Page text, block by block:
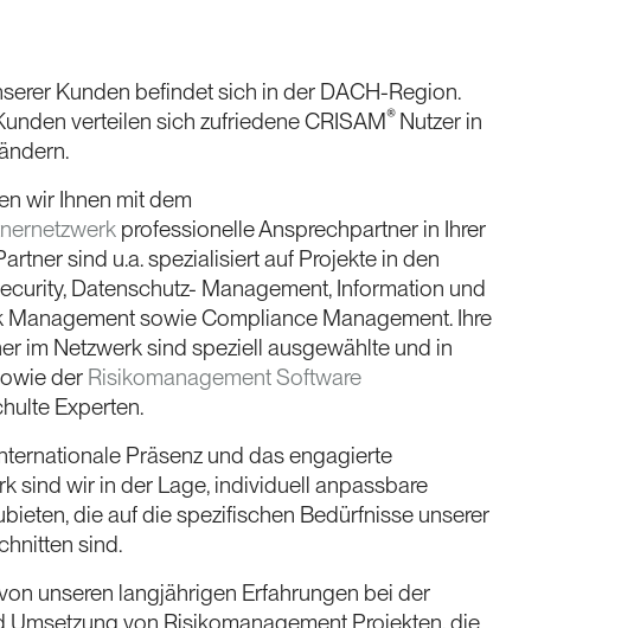
Kunden befindet sich in der DACH-Region.
verteilen sich zufriedene CRISAM® Nutzer in
wir Ihnen mit dem
professionelle Ansprechpartner in Ihrer
sind u.a. spezialisiert auf Projekte in den
Datenschutz- Management, Information und
Management sowie Compliance Management. Ihre
im Netzwerk sind speziell ausgewählte und in
der Risikomanagement Software
Experten.
Präsenz und das engagierte
sind wir in der Lage, individuell anpassbare
die auf die spezifischen Bedürfnisse unserer
sind.
unseren langjährigen Erfahrungen bei der